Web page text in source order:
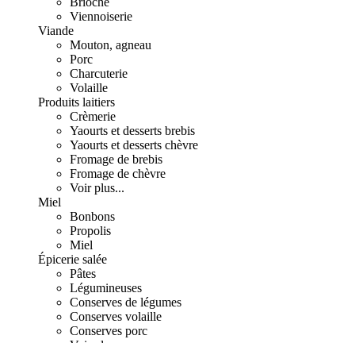
Viennoiserie
Viande
Mouton, agneau
Porc
Charcuterie
Volaille
Produits laitiers
Crèmerie
Yaourts et desserts brebis
Yaourts et desserts chèvre
Fromage de brebis
Fromage de chèvre
Voir plus...
Miel
Bonbons
Propolis
Miel
Épicerie salée
Pâtes
Légumineuses
Conserves de légumes
Conserves volaille
Conserves porc